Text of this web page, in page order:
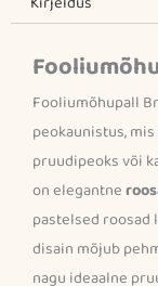
Fooliumõhupall
peokaunistus,
pruudipeoks või
on elegantne
pastelsed roosad
disain mõjub
nagu ideaalne